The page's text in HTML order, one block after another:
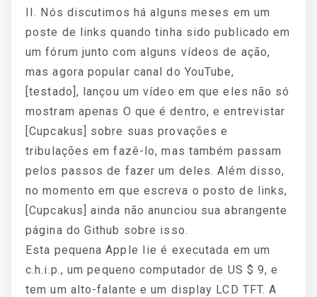
II. Nós discutimos há alguns meses em um
poste de links quando tinha sido publicado em
um fórum junto com alguns vídeos de ação,
mas agora popular canal do YouTube,
[testado], lançou um vídeo em que eles não só
mostram apenas O que é dentro, e entrevistar
[Cupcakus] sobre suas provações e
tribulações em fazê-lo, mas também passam
pelos passos de fazer um deles. Além disso,
no momento em que escreva o posto de links,
[Cupcakus] ainda não anunciou sua abrangente
página do Github sobre isso.
Esta pequena Apple Iie é executada em um
c.h.i.p., um pequeno computador de US $ 9, e
tem um alto-falante e um display LCD TFT. A